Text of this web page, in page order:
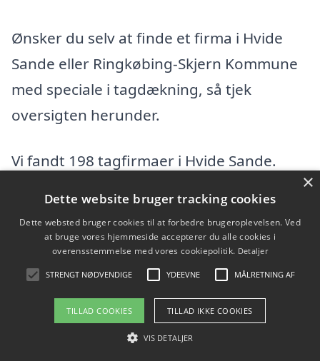
Ønsker du selv at finde et firma i Hvide
Sande eller Ringkøbing-Skjern Kommune
med speciale i tagdækning, så tjek
oversigten herunder.
Vi fandt 198 tagfirmaer i Hvide Sande.
Sande og omegn herunder. I hele
Ringkøbing-Skjern Kommunefindes der
flere tagfirmaer, hvis du vil udvide din
A/S P.J.P. MURER- OG
×
Dette website bruger tracking cookies
Dette websted bruger cookies til at forbedre brugeroplevelsen. Ved
at bruge vores hjemmeside accepterer du alle cookies i
overensstemmelse med vores cookiepolitik. Detaljer
STRENGT NØDVENDIGE YDEEVNE MÅLRETNING AF
TILLAD COOKIES TILLAD IKKE COOKIES
VIS DETALJER